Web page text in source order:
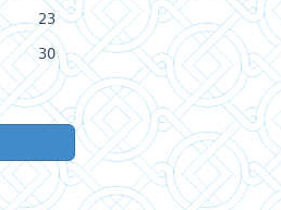
23
30